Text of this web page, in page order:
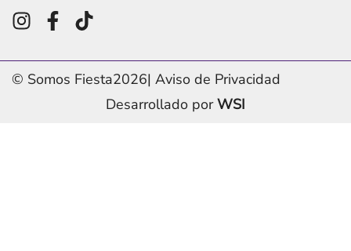
© Somos Fiesta2026| Aviso de Privacidad
Desarrollado porWSI